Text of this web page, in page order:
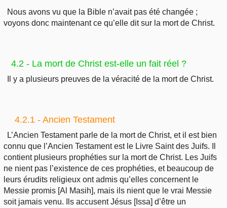
Nous avons vu que la Bible n’avait pas été changée ;
voyons donc maintenant ce qu’elle dit sur la mort de Christ.
4.2 - La mort de Christ est-elle un fait réel ?
Il y a plusieurs preuves de la véracité de la mort de Christ.
4.2.1 - Ancien Testament
L’Ancien Testament parle de la mort de Christ, et il est bien
connu que l’Ancien Testament est le Livre Saint des Juifs. Il
contient plusieurs prophéties sur la mort de Christ. Les Juifs
ne nient pas l’existence de ces prophéties, et beaucoup de
leurs érudits religieux ont admis qu’elles concernent le
Messie promis [Al Masih], mais ils nient que le vrai Messie
soit jamais venu. Ils accusent Jésus [Issa] d’être un